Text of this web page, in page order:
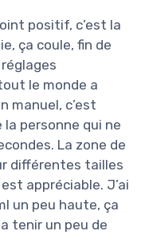
positif, c’est la
ça coule, fin de
le monde a
manuel, c’est
personne qui ne
La zone de
différentes tailles
appréciable. J’ai
un peu haute, ça
tenir un peu de